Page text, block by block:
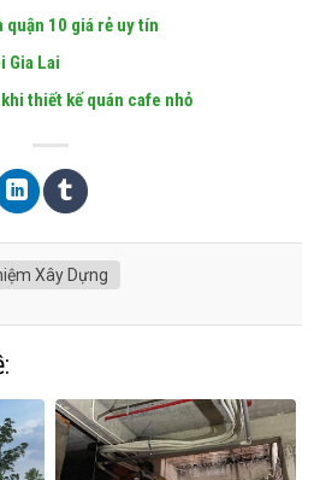
quận 10 giá rẻ uy tín
Gia Lai
thiết kế quán cafe nhỏ
Xây Dựng